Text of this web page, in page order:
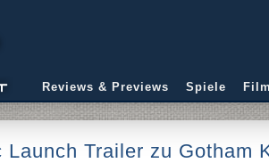
Reviews & Previews Spiele
Launch Trailer zu Gotham